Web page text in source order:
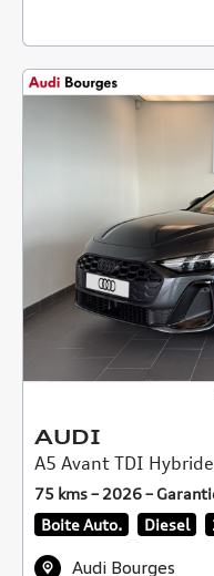
AUDI
A5 Avant TDI
75 kms – 2026 –
Boite Auto.
Diesel
Audi Bourges